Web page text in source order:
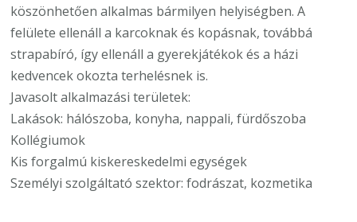
köszönhetően alkalmas bármilyen helyiségben. A
felülete ellenáll a karcoknak és kopásnak, továbbá
strapabíró, így ellenáll a gyerekjátékok és a házi
kedvencek okozta terhelésnek is.
Javasolt alkalmazási területek:
Lakások: hálószoba, konyha, nappali, fürdőszoba
Kollégiumok
Kis forgalmú kiskereskedelmi egységek
Személyi szolgáltató szektor: fodrászat, kozmetika